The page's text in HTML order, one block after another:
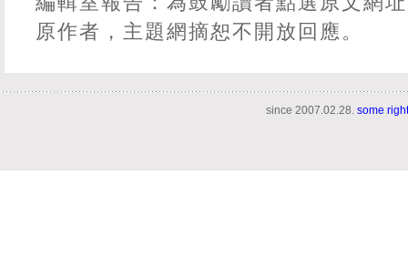
原作者，主題網摘恕不開放回應。
since 2007.02.28. some